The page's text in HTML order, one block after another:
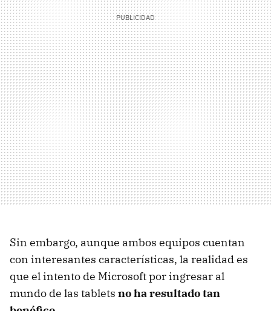
Sin embargo, aunque ambos equipos cuentan
con interesantes características, la realidad es
que el intento de Microsoft por ingresar al
mundo de las tablets no ha resultado tan